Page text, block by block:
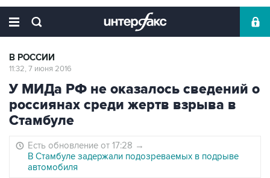
В РОССИИ
11:32, 7 июня 2016
У МИДа РФ не оказалось сведений о
россиянах среди жертв взрыва в
Стамбуле
Есть обновление от 17:28 →
В Стамбуле задержали подозреваемых в подрыве
автомобиля